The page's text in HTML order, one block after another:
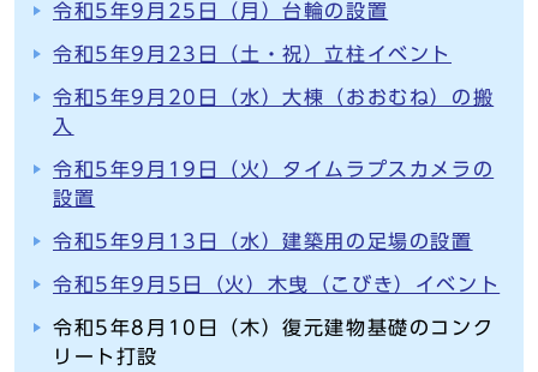
令和5年9月25日（月）台輪の設置
令和5年9月23日（土・祝）立柱イベント
令和5年9月20日（水）大棟（おおむね）の搬
入
令和5年9月19日（火）タイムラプスカメラの
設置
令和5年9月13日（水）建築用の足場の設置
令和5年9月5日（火）木曳（こびき）イベント
令和5年8月10日（木）復元建物基礎のコンク
リート打設